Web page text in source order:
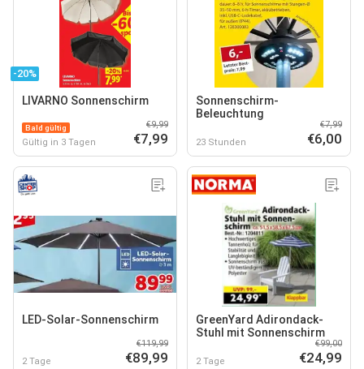
-20%
LIVARNO Sonnenschirm
Bald gültig
Gültig in 3 Tagen
€9,99
€7,99
Sonnenschirm-
Beleuchtung
23 Stunden
€7,99
€6,00
LED-Solar-Sonnenschirm
2 Tage
€119,99
€89,99
GreenYard Adirondack-
Stuhl mit Sonnenschirm
2 Tage
€99,00
€24,99